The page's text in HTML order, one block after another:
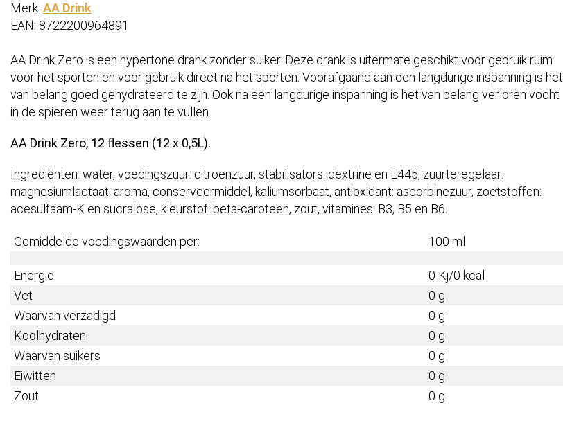
Merk: AA Drink
EAN: 8722200964891
AA Drink Zero is een hypertone drank zonder suiker. Deze drank is uitermate geschikt voor gebruik ruim
voor het sporten en voor gebruik direct na het sporten. Voorafgaand aan een langdurige inspanning is het
van belang goed gehydrateerd te zijn. Ook na een langdurige inspanning is het van belang verloren vocht
in de spieren weer terug aan te vullen.
AA Drink Zero, 12 flessen (12 x 0,5L).
Ingrediënten: water, voedingszuur: citroenzuur, stabilisators: dextrine en E445, zuurteregelaar:
magnesiumlactaat, aroma, conserveermiddel, kaliumsorbaat, antioxidant: ascorbinezuur, zoetstoffen:
acesulfaam-K en sucralose, kleurstof: beta-caroteen, zout, vitamines: B3, B5 en B6.
Gemiddelde voedingswaarden per: 100 ml
Energie
0 Kj/0 kcal
Vet
0 g
Waarvan verzadigd
0 g
Koolhydraten
0 g
Waarvan suikers
0 g
Eiwitten
0 g
Zout
0 g